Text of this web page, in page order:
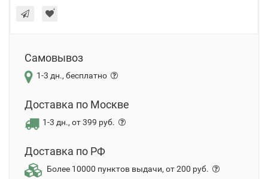
Самовывоз
1-3 дн., бесплатно
Доставка по Москве
1-3 дн., от 399 руб.
Доставка по РФ
Более 10000 пунктов выдачи, от 200 руб.